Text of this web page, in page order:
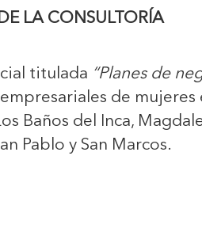
LA CONSULTORÍA
titulada “Planes de
de mujeres
Baños del Inca,
Pablo y San Marcos.